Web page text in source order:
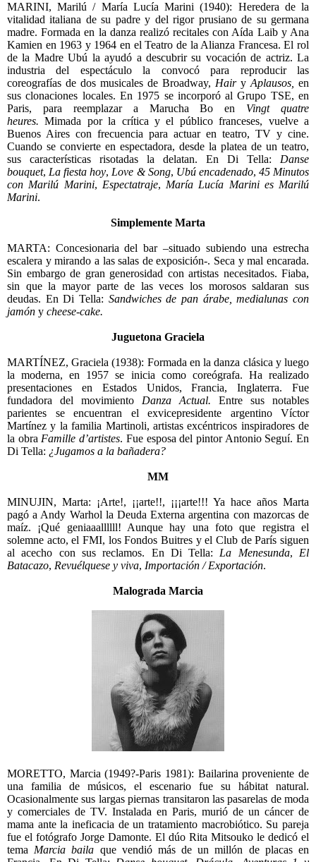
MARINI, Marilú / María Lucía Marini (1940): Heredera de la
vitalidad italiana de su padre y del rigor prusiano de su germana
madre. Formada en la danza realizó recitales con Aída Laib y Ana
Kamien en 1963 y 1964 en el Teatro de la Alianza Francesa. El rol
de la Madre Ubú la ayudó a descubrir su vocación de actriz. La
industria del espectáculo la convocó para reproducir las
coreografías de dos musicales de Broadway, Hair yAplausos, en
sus clonaciones locales. En 1975 se incorporó al Grupo TSE, en
Paris, para reemplazar a Marucha Bo en Vingt quatre
heures. Mimada por la crítica y el público franceses, vuelve a
Buenos Aires con frecuencia para actuar en teatro, TV y cine.
Cuando se convierte en espectadora, desde la platea de un teatro,
sus características risotadas la delatan. En Di Tella: Danse
bouquet,La fiesta hoy,Love & Song, Ubú encadenado, 45 Minutos
con Marilú Marini, Espectatraje, María Lucía Marini es Marilú
Marini.
Simplemente Marta
MARTA: Concesionaria del bar –situado subiendo una estrecha
escalera y mirando a las salas de exposición-. Seca y mal encarada.
Sin embargo de gran generosidad con artistas necesitados. Fiaba,
sin que la mayor parte de las veces los morosos saldaran sus
deudas. En Di Tella: Sandwiches de pan árabe, medialunas con
jamón y cheese-cake.
Juguetona Graciela
MARTÍNEZ, Graciela (1938): Formada en la danza clásica y luego
la moderna, en 1957 se inicia como coreógrafa. Ha realizado
presentaciones en Estados Unidos, Francia, Inglaterra. Fue
fundadora del movimiento Danza Actual. Entre sus notables
parientes se encuentran el exvicepresidente argentino Víctor
Martínez y la familia Martinoli, artistas excéntricos inspiradores de
la obraFamille d’artistes. Fue esposa del pintor Antonio Seguí. En
Di Tella: ¿Jugamos a la bañadera?
MM
MINUJIN, Marta: ¡Arte!, ¡¡arte!!, ¡¡¡arte!!! Ya hace años Marta
pagó a Andy Warhol la Deuda Externa argentina con mazorcas de
maíz. ¡Qué geniaaallllll! Aunque hay una foto que registra el
solemne acto, el FMI, los Fondos Buitres y el Club de París siguen
al acecho con sus reclamos. En Di Tella:La Menesunda,El
Batacazo, Revuélquese y viva, Importación / Exportación.
Malograda Marcia
MORETTO, Marcia (1949?-Paris 1981): Bailarina proveniente de
una familia de músicos, el escenario fue su hábitat natural.
Ocasionalmente sus largas piernas transitaron las pasarelas de moda
y comerciales de TV. Instalada en Paris, murió de un cáncer de
mama ante la ineficacia de un tratamiento macrobiótico. Su pareja
fue el fotógrafo Jorge Damonte. El dúo Rita Mitsouko le dedicó el
temaMarcia baila que vendió más de un millón de placas en